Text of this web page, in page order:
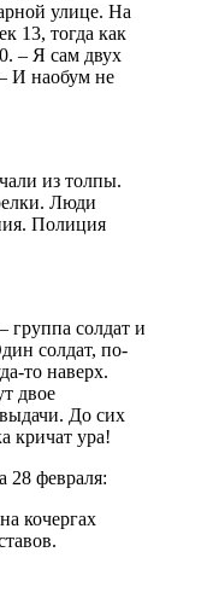
улице. На
13, тогда как
– Я сам двух
И наобум не
из толпы.
Люди
Полиция
солдат и
солдат, по-
то наверх.
двое
До сих
кричат ура!
февраля:
кочергах